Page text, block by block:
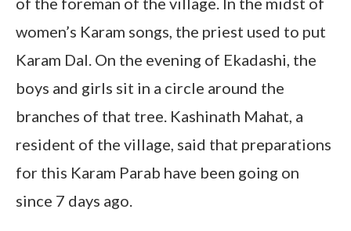
women’s Karam songs, the priest used to put
Karam Dal. On the evening of Ekadashi, the
boys and girls sit in a circle around the
branches of that tree. Kashinath Mahat, a
resident of the village, said that preparations
for this Karam Parab have been going on
since 7 days ago.